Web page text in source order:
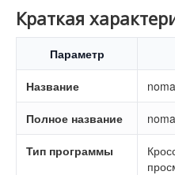
Краткая
Параметр
Название
Полное название
Тип программы